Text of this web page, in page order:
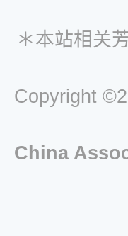
＊本站相关
Copyright
China